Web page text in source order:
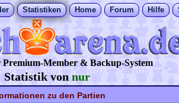
Statistiken Home Forum Hilfe
Member & Backup-System
Statistik von nur
zu den Partien